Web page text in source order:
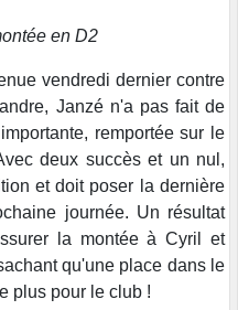
en D2
vendredi dernier contre
Janzé n'a pas fait de
remportée sur le
deux succès et un nul,
et doit poser la dernière
journée. Un résultat
la montée à Cyril et
qu'une place dans le
plus pour le club !